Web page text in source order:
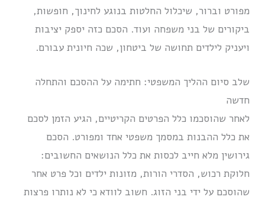
מפורט וברור, שיכלול החלטות בנוגע לחינוך, חופשות,
ביקורים של בני משפחה ועוד. הסכם כזה יספק יציבות
ויעניק לילדים תחושה של ביטחון, שכה חיונית עבורם.
שלב סיום ההליך המשפטי: חתימה על ההסכם והתחלה
חדשה
לאחר שהוסכמו כלל הפרטים הקריטיים, הגיע הזמן לסכם
את כלל ההבנות במסמך משפטי אחד ומפורט. הסכם
גירושין מלא חייב לכסות את כלל הנושאים החשובים:
חלוקת רכוש, הסדרי הורות, מזונות ילדים וכל פרט אחר
שהוסכם על ידי בני הזוג. חשוב לוודא כי לא נותרו פרצות